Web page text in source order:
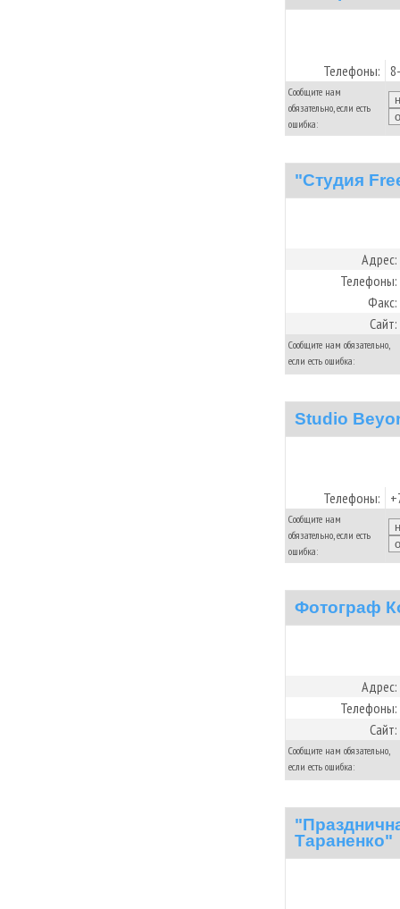
Телефоны:
Сообщите нам
обязательно, если есть
ошибка:
"Cтудия
Адрес:
Телефоны:
Факс:
Сайт:
Сообщите нам обязательно,
если есть ошибка:
Studio
Телефоны:
Сообщите нам
обязательно, если есть
ошибка:
Фотограф
Адрес:
Телефоны:
Сайт:
Сообщите нам обязательно,
если есть ошибка:
Тараненко"